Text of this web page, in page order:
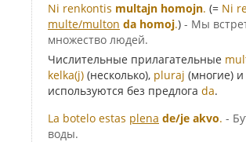
Ni renkontis multajn homojn. (= Ni
multe/multon da homoj.) - Мы
множество людей.
Числительные прилагательные
kelka(j) (несколько), pluraj (многие) и
используются без предлога da.
La botelo estas plena de/je akvo. -
воды.